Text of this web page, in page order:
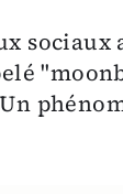
sociaux